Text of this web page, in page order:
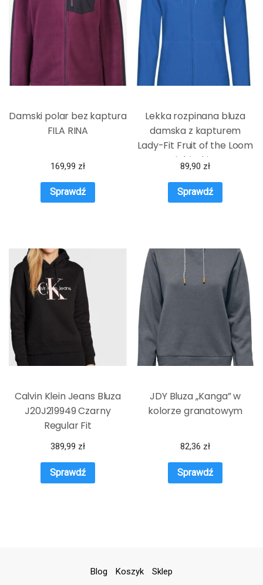
Damski polar bez kaptura
FILA RINA
169,99 zł
Sprawdź
Lekka rozpinana bluza
damska z kapturem
Lady-Fit Fruit of the Loom
Niebieski XS
89,90 zł
Sprawdź
Calvin Klein Jeans Bluza
J20J219949 Czarny
Regular Fit
389,99 zł
Sprawdź
JDY Bluza „Kanga” w
kolorze granatowym
82,36 zł
Sprawdź
Blog Koszyk Sklep